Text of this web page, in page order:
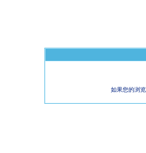
如果您的浏